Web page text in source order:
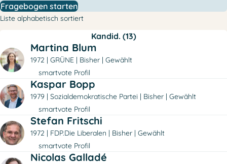
Fragebogen starten
Liste alphabetisch sortiert
Kandid. (13)
Martina Blum
1972 GRÜNE Bisher
Gewählt
smartvote Profil
Kaspar Bopp
1979 Sozialdemokratische Partei Bisher
Gewählt
smartvote Profil
Stefan Fritschi
1972 FDP.Die Liberalen Bisher
Gewählt
smartvote Profil
Nicolas Galladé